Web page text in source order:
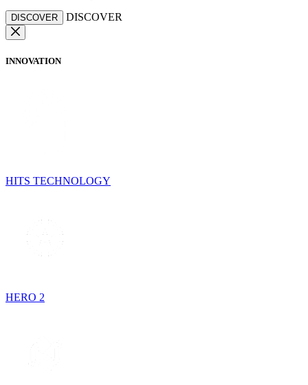
DISCOVER DISCOVER
INNOVATION
HITS TECHNOLOGY
HERO 2